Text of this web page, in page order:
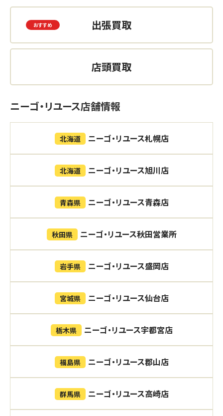
出張買取
店頭買取
ニーゴ・リユース店舗情報
北海道 ニーゴ・リユース札幌店
北海道 ニーゴ・リユース旭川店
青森県 ニーゴ・リユース青森店
秋田県 ニーゴ・リユース秋田営業所
岩手県 ニーゴ・リユース盛岡店
宮城県 ニーゴ・リユース仙台店
栃木県 ニーゴ・リユース宇都宮店
福島県 ニーゴ・リユース郡山店
群馬県 ニーゴ・リユース高崎店